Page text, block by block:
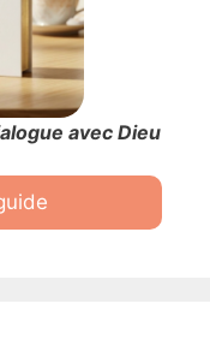
avec Dieu